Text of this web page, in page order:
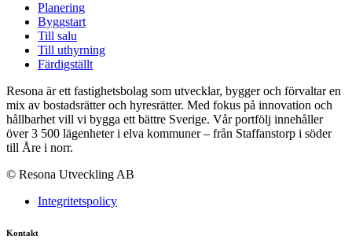
Planering
Byggstart
Till salu
Till uthyrning
Färdigställt
Resona är ett fastighetsbolag som utvecklar, bygger och förvaltar en
mix av bostadsrätter och hyresrätter. Med fokus på innovation och
hållbarhet vill vi bygga ett bättre Sverige. Vår portfölj innehåller
över 3 500 lägenheter i elva kommuner – från Staffanstorp i söder
till Åre i norr.
© Resona Utveckling AB
Integritetspolicy
Kontakt